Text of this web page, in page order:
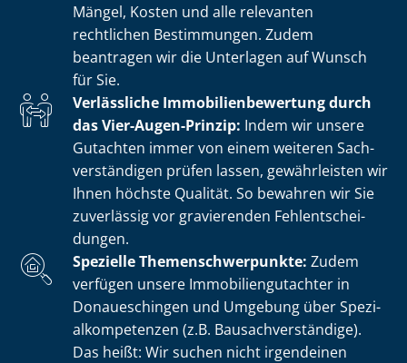
Mängel, Kosten und alle relevanten
rechtlichen Bestimmungen. Zudem
beantragen wir die Unterlagen auf Wunsch
für Sie.
Verlässliche Im­mo­bi­li­en­be­wer­tung durch
das Vier-Augen-Prinzip: Indem wir unsere
Gutachten immer von einem weiteren Sach­
ver­stän­di­gen prüfen lassen, gewährleisten wir
Ihnen höchste Qualität. So bewahren wir Sie
zuverlässig vor gravierenden Fehl­ent­schei­
dun­gen.
Spezielle The­men­schwer­punk­te: Zudem
verfügen unsere Im­mo­bi­li­en­gut­ach­ter in
Donaueschingen und Umgebung über Spe­zi­
al­kom­pe­ten­zen (z.B. Bau­sach­ver­stän­di­ge).
Das heißt: Wir suchen nicht irgendeinen